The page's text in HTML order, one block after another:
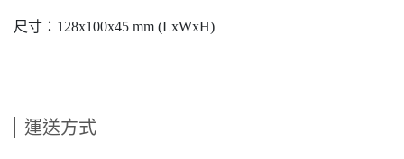
尺寸：128x100x45 mm (LxWxH)
運送方式